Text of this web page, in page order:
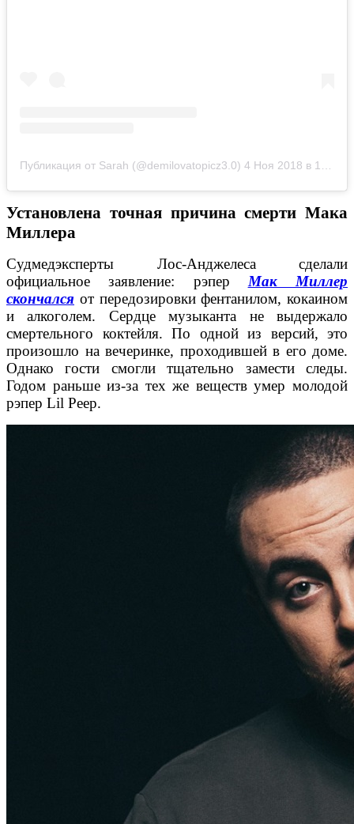
Публикация от Sarah (@demilovatopicz3.0) 4 Ноя 2018 в 1:13 PST
Установлена точная причина смерти Мака
Миллера
Судмедэксперты Лос-Анджелеса сделали
официальное заявление: рэперМак Миллер
скончался от передозировки фентанилом, кокаином
и алкоголем. Сердце музыканта не выдержало
смертельного коктейля. По одной из версий, это
произошло на вечеринке, проходившей в его доме.
Однако гости смогли тщательно замести следы.
Годом раньше из-за тех же веществ умер молодой
рэпер Lil Peep.